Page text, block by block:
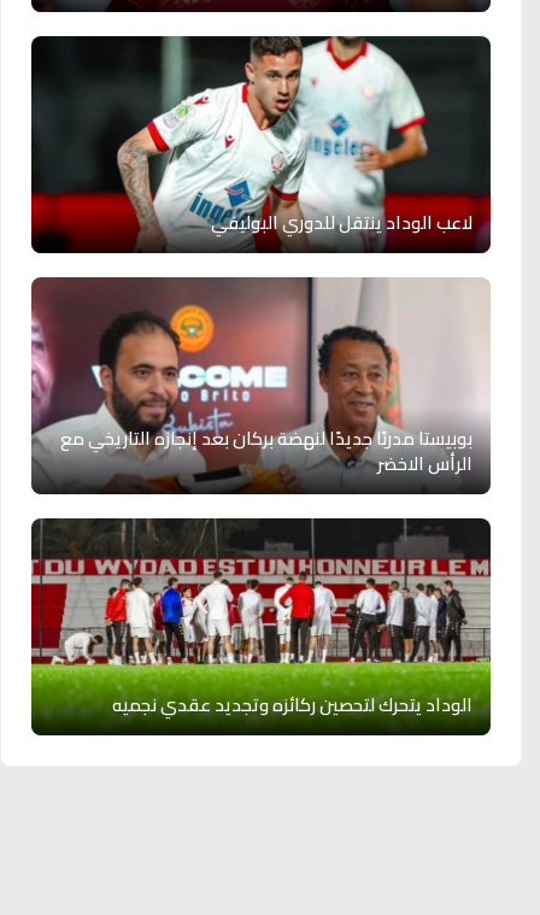
لاعب الوداد ينتقل للدوري البوليفي
بوبيستا مدربًا جديدًا لنهضة بركان بعد إنجازه التاريخي مع
الرأس الاخضر
الوداد يتحرك لتحصين ركائزه وتجديد عقدي نجميه